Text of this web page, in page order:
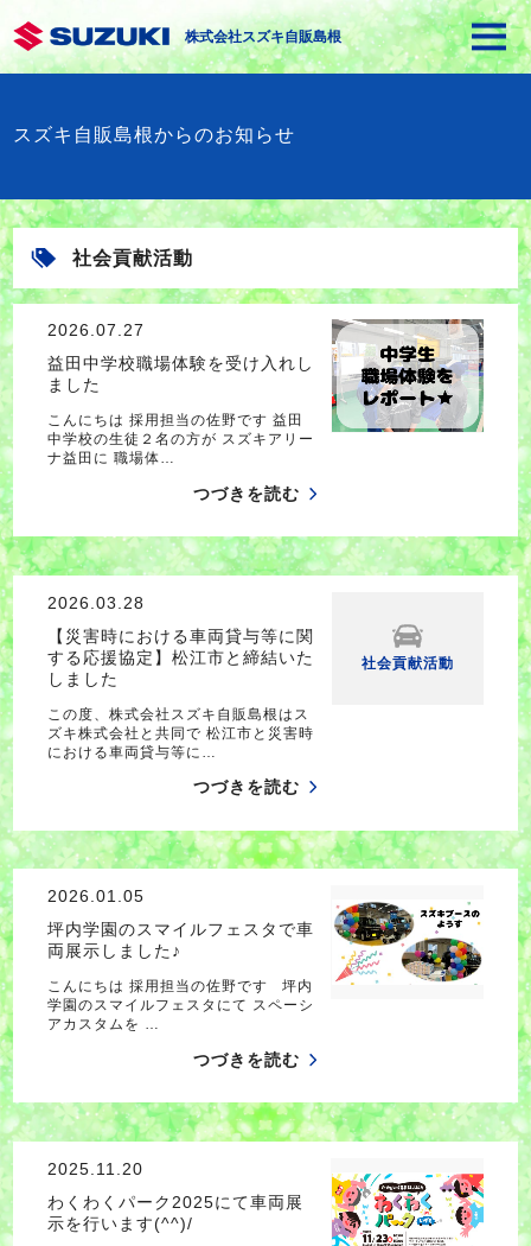
株式会社スズキ自販島根
スズキ自販島根からのお知らせ
社会貢献活動
2026.07.27
益田中学校職場体験を受け入れし
ました
こんにちは 採用担当の佐野です 益田
中学校の生徒２名の方が スズキアリー
ナ益田に 職場体…
つづきを読む
2026.03.28
【災害時における車両貸与等に関
する応援協定】松江市と締結いた
しました
この度、株式会社スズキ自販島根はス
ズキ株式会社と共同で 松江市と災害時
における車両貸与等に…
つづきを読む
社会貢献活動
2026.01.05
坪内学園のスマイルフェスタで車
両展示しました♪
こんにちは 採用担当の佐野です 坪内
学園のスマイルフェスタにて スペーシ
アカスタムを …
つづきを読む
2025.11.20
わくわくパーク2025にて車両展
示を行います(^^)/